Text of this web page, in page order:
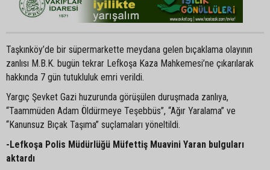
Taşkınköy’de bir süpermarkette meydana gelen bıçaklama olayının
zanlısı M.B.K. bugün tekrar Lefkoşa Kaza Mahkemesi’ne çıkarılarak
hakkında 7 gün tutukluluk emri verildi.
Yargıç Şevket Gazi huzurunda görüşülen duruşmada zanlıya,
“Taammüden Adam Öldürmeye Teşebbüs”, “Ağır Yaralama” ve
“Kanunsuz Bıçak Taşıma” suçlamaları yöneltildi.
-Lefkoşa Polis Müdürlüğü Müfettiş Muavini Yaran bulguları
aktardı